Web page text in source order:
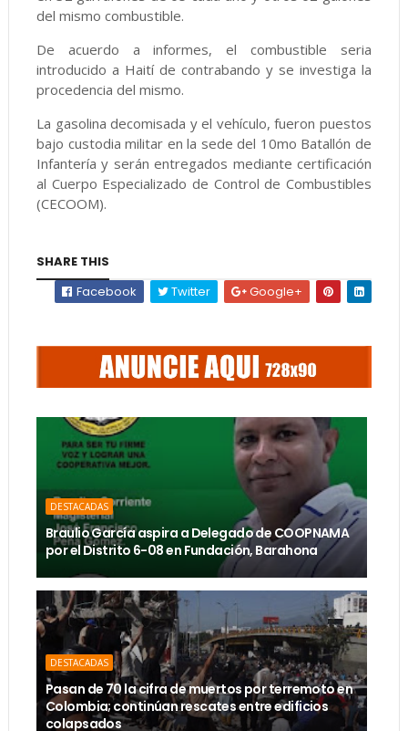
del mismo combustible.
De acuerdo a informes, el combustible seria
introducido a Haití de contrabando y se investiga la
procedencia del mismo.
La gasolina decomisada y el vehículo, fueron puestos
bajo custodia militar en la sede del 10mo Batallón de
Infantería y serán entregados mediante certificación
al Cuerpo Especializado de Control de Combustibles
(CECOOM).
SHARE THIS
Facebook
Twitter Google+
DESTACADAS
Braulio García aspira a Delegado de COOPNAMA
por el Distrito 6-08 en Fundación, Barahona
DESTACADAS
Pasan de 70 la cifra de muertos por terremoto en
Colombia; continúan rescates entre edificios
colapsados